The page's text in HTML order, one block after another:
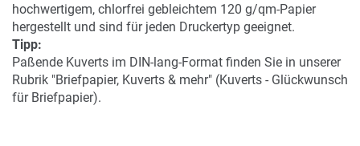
hochwertigem, chlorfrei gebleichtem 120 g/qm-Papier
hergestellt und sind für jeden Druckertyp geeignet.
Tipp:
Paßende Kuverts im DIN-lang-Format finden Sie in unserer
Rubrik "Briefpapier, Kuverts & mehr" (Kuverts - Glückwunsch
für Briefpapier).